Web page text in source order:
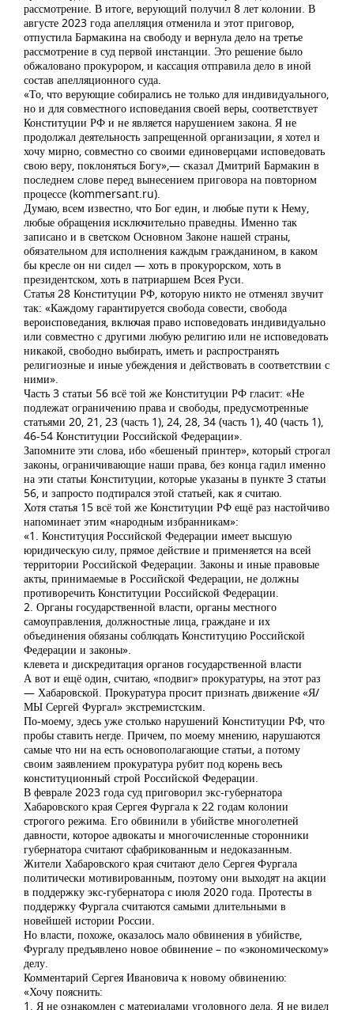
рассмотрение. В итоге, верующий получил 8 лет колонии. В
августе 2023 года апелляция отменила и этот приговор,
отпустила Бармакина на свободу и вернула дело на третье
рассмотрение в суд первой инстанции. Это решение было
обжаловано прокурором, и кассация отправила дело в иной
состав апелляционного суда.
«То, что верующие собирались не только для индивидуального,
но и для совместного исповедания своей веры, соответствует
Конституции РФ и не является нарушением закона. Я не
продолжал деятельность запрещенной организации, я хотел и
хочу мирно, совместно со своими единоверцами исповедовать
свою веру, поклоняться Богу»,— сказал Дмитрий Бармакин в
последнем слове перед вынесением приговора на повторном
процессе (kommersant.ru).
Думаю, всем известно, что Бог един, и любые пути к Нему,
любые обращения исключительно праведны. Именно так
записано и в светском Основном Законе нашей страны,
обязательном для исполнения каждым гражданином, в каком
бы кресле он ни сидел — хоть в прокурорском, хоть в
президентском, хоть в патриаршем Всея Руси.
Статья 28 Конституции РФ, которую никто не отменял звучит
так: «Каждому гарантируется свобода совести, свобода
вероисповедания, включая право исповедовать индивидуально
или совместно с другими любую религию или не исповедовать
никакой, свободно выбирать, иметь и распространять
религиозные и иные убеждения и действовать в соответствии с
ними».
Часть 3 статьи 56 всё той же Конституции РФ гласит: «Не
подлежат ограничению права и свободы, предусмотренные
статьями 20, 21, 23 (часть 1), 24, 28, 34 (часть 1), 40 (часть 1),
46-54 Конституции Российской Федерации».
Запомните эти слова, ибо «бешеный принтер», который строгал
законы, ограничивающие наши права, без конца гадил именно
на эти статьи Конституции, которые указаны в пункте 3 статьи
56, и запросто подтирался этой статьей, как я считаю.
Хотя статья 15 всё той же Конституции РФ ещё раз настойчиво
напоминает этим «народным избранникам»:
«1. Конституция Российской Федерации имеет высшую
юридическую силу, прямое действие и применяется на всей
территории Российской Федерации. Законы и иные правовые
акты, принимаемые в Российской Федерации, не должны
противоречить Конституции Российской Федерации.
2. Органы государственной власти, органы местного
самоуправления, должностные лица, граждане и их
объединения обязаны соблюдать Конституцию Российской
Федерации и законы».
клевета и дискредитация органов государственной власти
А вот и ещё один, считаю, «подвиг» прокуратуры, на этот раз
— Хабаровской. Прокуратура просит признать движение «Я/
МЫ Сергей Фургал» экстремистским.
По-моему, здесь уже столько нарушений Конституции РФ, что
пробы ставить негде. Причем, по моему мнению, нарушаются
самые что ни на есть основополагающие статьи, а потому
своим заявлением прокуратура рубит под корень весь
конституционный строй Российской Федерации.
В феврале 2023 года суд приговорил экс-губернатора
Хабаровского края Сергея Фургала к 22 годам колонии
строгого режима. Его обвинили в убийстве многолетней
давности, которое адвокаты и многочисленные сторонники
губернатора считают сфабрикованным и недоказанным.
Жители Хабаровского края считают дело Сергея Фургала
политически мотивированным, поэтому они выходят на акции
в поддержку экс-губернатора с июля 2020 года. Протесты в
поддержку Фургала считаются самыми длительными в
новейшей истории России.
Но власти, похоже, оказалось мало обвинения в убийстве,
Фургалу предъявлено новое обвинение – по «экономическому»
делу.
Комментарий Сергея Ивановича к новому обвинению:
«Хочу пояснить:
1. Я не ознакомлен с материалами уголовного дела. Я не видел